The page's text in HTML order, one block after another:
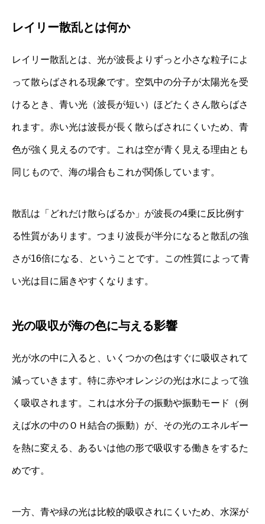
レイリー散乱とは何か
レイリー散乱とは、光が波長よりずっと小さな粒子によ
って散らばされる現象です。空気中の分子が太陽光を受
けるとき、青い光（波長が短い）ほどたくさん散らばさ
れます。赤い光は波長が長く散らばされにくいため、青
色が強く見えるのです。これは空が青く見える理由とも
同じもので、海の場合もこれが関係しています。
散乱は「どれだけ散らばるか」が波長の4乗に反比例す
る性質があります。つまり波長が半分になると散乱の強
さが16倍になる、ということです。この性質によって青
い光は目に届きやすくなります。
光の吸収が海の色に与える影響
光が水の中に入ると、いくつかの色はすぐに吸収されて
減っていきます。特に赤やオレンジの光は水によって強
く吸収されます。これは水分子の振動や振動モード（例
えば水の中のＯＨ結合の振動）が、その光のエネルギー
を熱に変える、あるいは他の形で吸収する働きをするた
めです。
一方、青や緑の光は比較的吸収されにくいため、水深が